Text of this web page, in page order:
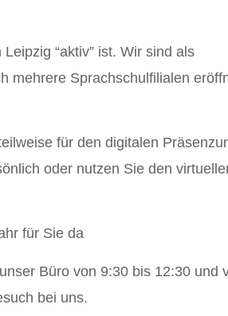
“aktiv” ist. Wir sind als
mehrere Sprachschulfilialen
für den digitalen
oder nutzen Sie den
für Sie da
Büro von 9:30 bis 12:30 und
bei uns.